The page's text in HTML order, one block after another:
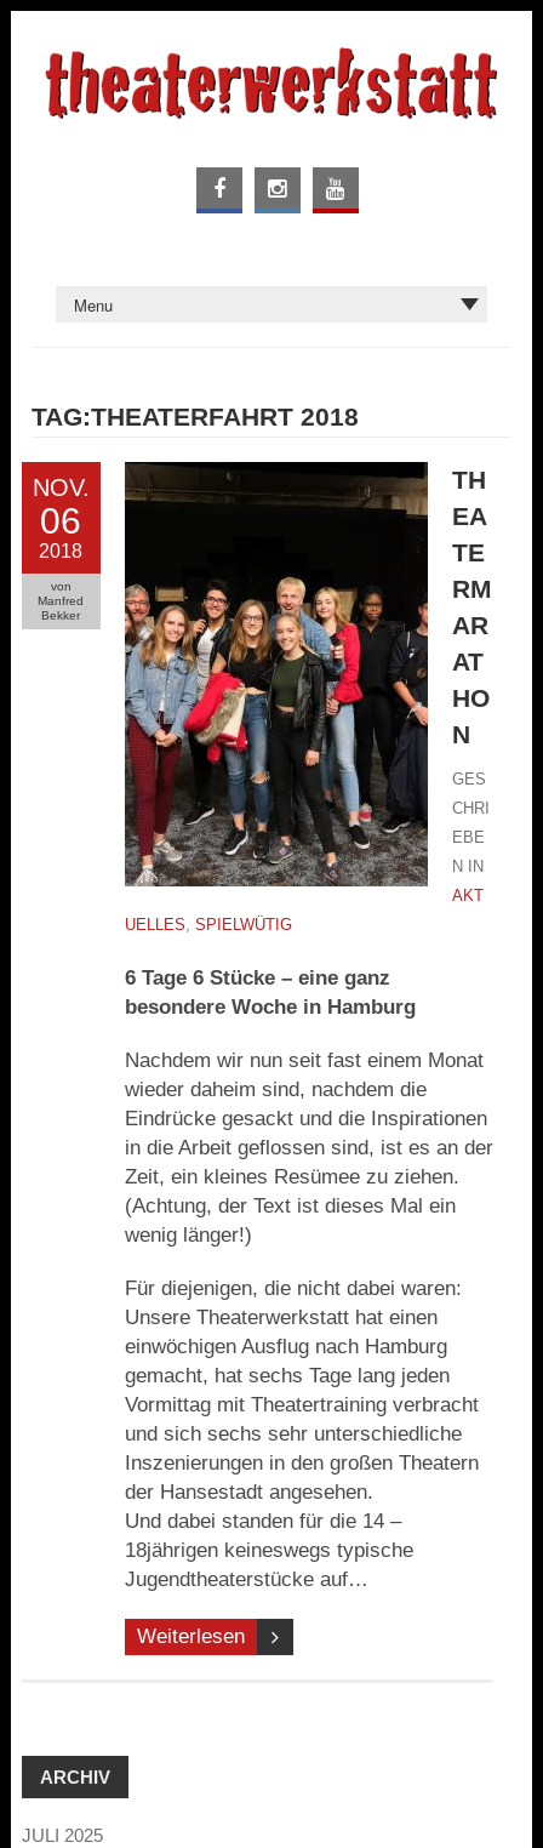
TAG:THEATERFAHRT 2018
NOV.
06
2018
von
Manfred
Bekker
TH
EA
TE
RM
AR
AT
HO
N
GES
CHRI
EBE
N IN
AKT
UELLES, SPIELWÜTIG
6 Tage 6 Stücke – eine ganz
besondere Woche in Hamburg
Nachdem wir nun seit fast einem Monat
wieder daheim sind, nachdem die
Eindrücke gesackt und die Inspirationen
in die Arbeit geflossen sind, ist es an der
Zeit, ein kleines Resümee zu ziehen.
(Achtung, der Text ist dieses Mal ein
wenig länger!)
Für diejenigen, die nicht dabei waren:
Unsere Theaterwerkstatt hat einen
einwöchigen Ausflug nach Hamburg
gemacht, hat sechs Tage lang jeden
Vormittag mit Theatertraining verbracht
und sich sechs sehr unterschiedliche
Inszenierungen in den großen Theatern
der Hansestadt angesehen.
Und dabei standen für die 14 –
18jährigen keineswegs typische
Jugendtheaterstücke auf…
Weiterlesen
ARCHIV
JULI 2025